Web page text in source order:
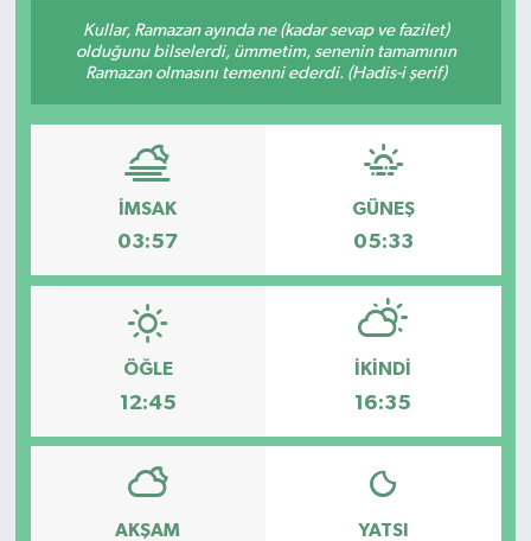
Kullar, Ramazan ayında ne (kadar sevap ve fazilet)
olduğunu bilselerdi, ümmetim, senenin tamamının
Ramazan olmasını temenni ederdi. (Hadis-i şerif)
İMSAK
03:57
GÜNEŞ
05:33
ÖĞLE
12:45
İKINDI
16:35
AKŞAM YATSI
KÜLTÜR-SANAT
Magazin
Medya
Sağlık
Siyaset
Yaşam